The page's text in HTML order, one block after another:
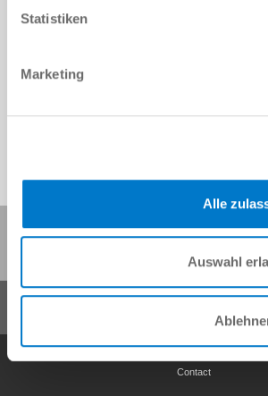
Statistiken
Marketing
Alle
Auswahl
Partager cette page :
Contact